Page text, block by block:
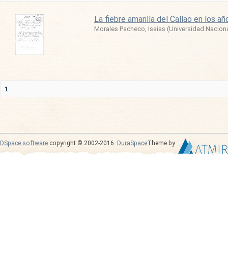
La fiebre amarilla del Callao en los
Morales Pacheco, Isaias (Universidad
1
DSpace software copyright © 2002-2016 DuraSpaceTheme by